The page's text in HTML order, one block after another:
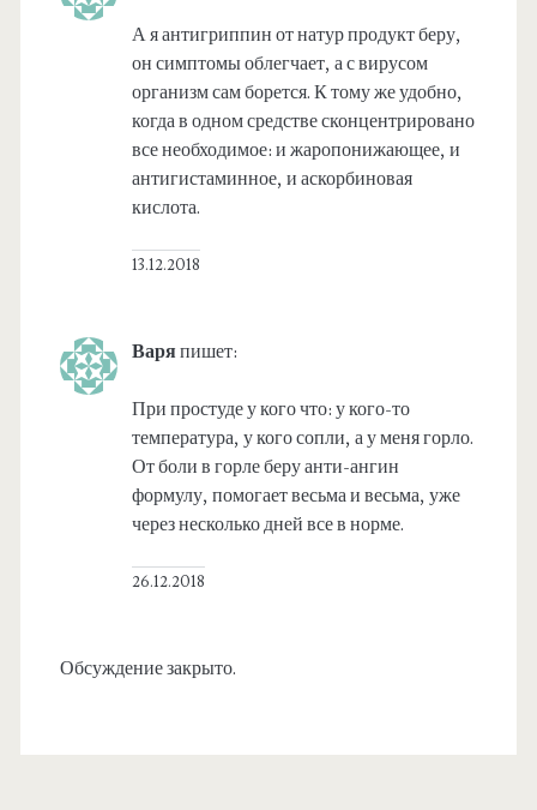
А я антигриппин от натур продукт беру,
он симптомы облегчает, а с вирусом
организм сам борется. К тому же удобно,
когда в одном средстве сконцентрировано
все необходимое: и жаропонижающее, и
антигистаминное, и аскорбиновая
кислота.
13.12.2018
Варяпишет:
При простуде у кого что: у кого-то
температура, у кого сопли, а у меня горло.
От боли в горле беру анти-ангин
формулу, помогает весьма и весьма, уже
через несколько дней все в норме.
26.12.2018
Обсуждение закрыто.